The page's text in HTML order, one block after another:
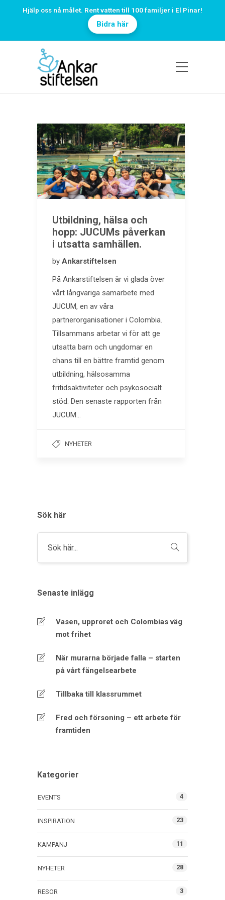
Hjälp oss nå målet. Rent vatten till 100 familjer i El Pinar!
Bidra här
Utbildning, hälsa och
hopp: JUCUMs påverkan
i utsatta samhällen.
by Ankarstiftelsen
På Ankarstiftelsen är vi glada över
vårt långvariga samarbete med
JUCUM, en av våra
partnerorganisationer i Colombia.
Tillsammans arbetar vi för att ge
utsatta barn och ungdomar en
chans till en bättre framtid genom
utbildning, hälsosamma
fritidsaktiviteter och psykosocialt
stöd. Den senaste rapporten från
JUCUM…
NYHETER
Sök här
Senaste inlägg
Vasen, upproret och Colombias väg
mot frihet
När murarna började falla – starten
på vårt fängelsearbete
Tillbaka till klassrummet
Fred och försoning – ett arbete för
framtiden
Kategorier
EVENTS 4
INSPIRATION 23
KAMPANJ 11
NYHETER 28
RESOR 3